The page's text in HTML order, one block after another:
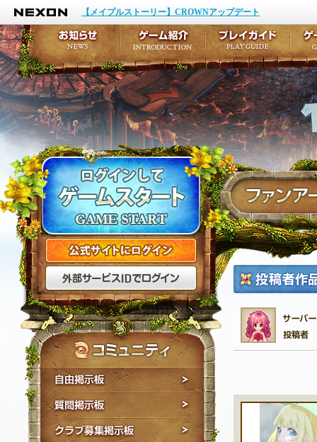
NEXON
【メイプルストーリー】CROWNアップデート
公式サイトにログイン
外部サービスIDでログ
質問掲示板
クラブ募集掲示板
お知らせ
イベント
アップデート
メンテナンス
ゲーム紹介
キャラクター作成
テイルズ初級者講座
ここだけは知ってお